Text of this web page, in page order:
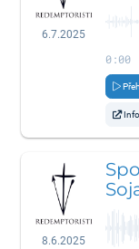
6.7.2025
0:00
8.6.2025